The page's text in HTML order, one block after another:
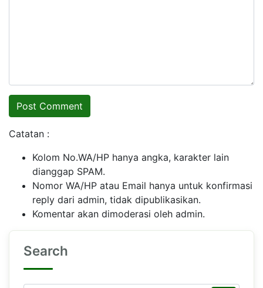
Catatan :
Kolom No.WA/HP hanya angka, karakter lain
dianggap SPAM.
Nomor WA/HP atau Email hanya untuk konfirmasi
reply dari admin, tidak dipublikasikan.
Komentar akan dimoderasi oleh admin.
Search